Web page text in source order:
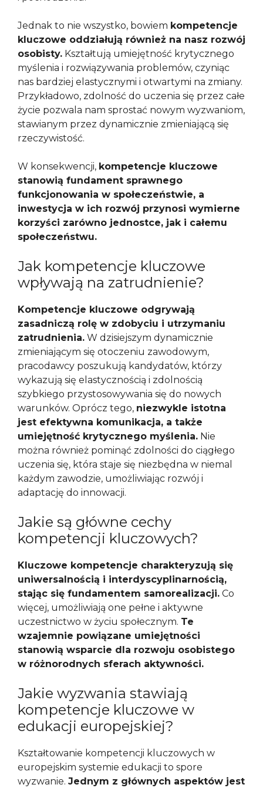
Jednak to nie wszystko, bowiem kompetencje
kluczowe oddziałują również na nasz rozwój
osobisty. Kształtują umiejętność krytycznego
myślenia i rozwiązywania problemów, czyniąc
nas bardziej elastycznymi i otwartymi na zmiany.
Przykładowo, zdolność do uczenia się przez całe
życie pozwala nam sprostać nowym wyzwaniom,
stawianym przez dynamicznie zmieniającą się
rzeczywistość.
W konsekwencji, kompetencje kluczowe
stanowią fundament sprawnego
funkcjonowania w społeczeństwie, a
inwestycja w ich rozwój przynosi wymierne
korzyści zarówno jednostce, jak i całemu
społeczeństwu.
Jak kompetencje kluczowe
wpływają na zatrudnienie?
Kompetencje kluczowe odgrywają
zasadniczą rolę w zdobyciu i utrzymaniu
zatrudnienia. W dzisiejszym dynamicznie
zmieniającym się otoczeniu zawodowym,
pracodawcy poszukują kandydatów, którzy
wykazują się elastycznością i zdolnością
szybkiego przystosowywania się do nowych
warunków. Oprócz tego, niezwykle istotna
jest efektywna komunikacja, a także
umiejętność krytycznego myślenia. Nie
można również pominąć zdolności do ciągłego
uczenia się, która staje się niezbędna w niemal
każdym zawodzie, umożliwiając rozwój i
adaptację do innowacji.
Jakie są główne cechy
kompetencji kluczowych?
Kluczowe kompetencje charakteryzują się
uniwersalnością i interdyscyplinarnością,
stając się fundamentem samorealizacji. Co
więcej, umożliwiają one pełne i aktywne
uczestnictwo w życiu społecznym. Te
wzajemnie powiązane umiejętności
stanowią wsparcie dla rozwoju osobistego
w różnorodnych sferach aktywności.
Jakie wyzwania stawiają
kompetencje kluczowe w
edukacji europejskiej?
Kształtowanie kompetencji kluczowych w
europejskim systemie edukacji to spore
wyzwanie. Jednym z głównych aspektów jest